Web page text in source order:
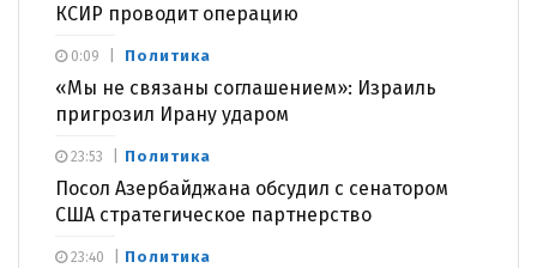
КСИР проводит операцию
Политика
«Мы не связаны соглашением»: Израиль
пригрозил Ирану ударом
0:09
Политика
Посол Азербайджана обсудил с сенатором
США стратегическое партнерство
23:53
Политика
23:40